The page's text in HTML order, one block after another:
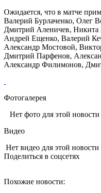
Ожидается, что в матче
Валерий Бурлаченко, Олег
Дмитрий Аленичев, Никита
Андрей Ещенко, Валерий
Александр Мостовой,
Дмитрий Парфенов,
Александр Филимонов,
Фотогалерея
Нет фото для этой новости
Видео
Нет видео для этой новости
Поделиться в соцсетях
Похожие новости: